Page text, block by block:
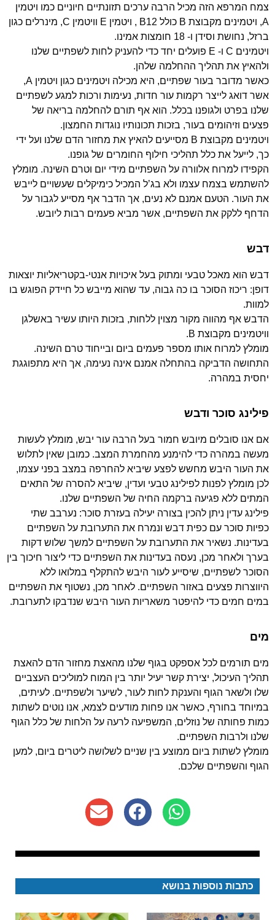
צמח המרפא הזה מכיל הרבה ערכים תזונתיים חיוניים כמו ויטמין
A, ויטמינים מקבוצת B כולל B12 , ויטמין E וויטמין C, מינרלים כגון
ברזל, נחושת וסידן ו- 18 חומצות אמינו.
ויטמינים C ו- E פועלים יחד כדי להעניק לחות לשפתיים שלנו
ולהאיץ את תהליך ההחלמה שלהן.
כאשר מדובר בעור שפתיים, היא מכילה ויטמינים כגון ויטמין A,
אשר דואג לייצר רקמות עור חדות, נעימות ורכות למגע לשפתיים
שלנו בפרט ולגופנו בכלל. הוא אף תורם להחלמה בריאה של
פצעים וזיהומים בעור, בזכות תכונותיו נוגדות החמצון.
ויטמינים מקבוצת B מסייעים להאיץ את מחזור הדם שלנו ועל ידי
כך, לייעל את כלל תהליכי חילוף החומרים של גופנו.
הקפידו למרוח אלוורה על השפתיים מידי יום וטרם השינה. מומלץ
להשתמש בצמח עצמו ולא בג’ל המכיל כימיקלים שעשויים לייבש
את העור. הטעם אמנם לא נעים, אך הדבר אף מסייע לגבור על
הדחף ללקק את השפתיים, אשר מביא פעמים רבות ליובש.
דבש
דבש הוא מאכל טבעי ומתוק בעל איכויות אנטי-בקטריאליות יוצאות
דופן: ריכוז הסוכר בו כה גבוה, עד שהוא מייבש כל חיידק הפוגש בו
למוות.
הדבש אף מהווה מקור מצוין ללחות, בזכות היותו עשיר באשלגן
וויטמינים מקבוצת B.
מומלץ למרוח אותו מספר פעמים ביום ובייחוד טרם השינה.
התחושה הדביקה בהתחלה אמנם אינה נעימה, אך היא מתפוגגת
יחסית במהרה.
פילינג סוכר ודבש
אם אנו סובלים מיובש חמור בעל הרבה עור יבש, מומלץ לעשות
מעשה במהרה כדי להימנע מהחמרת המצב. כמובן שאין לתלוש
את העור היבש מחשש לפצע שיביא להחרפה במצב בפני עצמו,
לכן מומלץ לפנות לפילינג טבעי ועדין, שיביא להסרה של התאים
המתים ללא פגיעה ברקמה החיה של השפתיים שלנו.
פילינג עדין ניתן להכין בצורה יעילה בעזרת סוכר: נערבב שתי
כפיות סוכר עם כפית דבש ונמרח את התערובת על השפתיים
בעדינות. נשאיר את התערובת על השפתיים למשך שלוש דקות
בערך ולאחר מכן, נעסה בעדינות את השפתיים כדי ליצור חיכוך בין
הסוכר לשפתיים, שיסייע לעור היבש להתקלף במלואו ללא
היווצרות פצעים באזור השפתיים. לאחר מכן, נשטוף את השפתיים
במים חמים כדי להיפטר משאריות העור היבש שנדבקו לתערובת.
מים
מים תורמים לכל אספקט בגוף שלנו מהאצת מחזור הדם להאצת
תהליך העיכול, יצירת קשר יעיל יותר בין המוח למוליכים העצביים
שלו ולשאר הגוף והענקת לחות לעור, לשיער ולשפתיים. לעיתים,
במיוחד בחורף, כאשר אנו פחות מודעים לצמא, אנו נוטים לשתות
כמות פחותה של נוזלים, המשפיעה לרעה על הלחות של כלל הגוף
שלנו ולרבות השפתיים.
מומלץ לשתות ביום ממוצע בין שניים לשלושה ליטרים ביום, למען
הגוף והשפתיים שלכם.
כתבות נוספות בנושא